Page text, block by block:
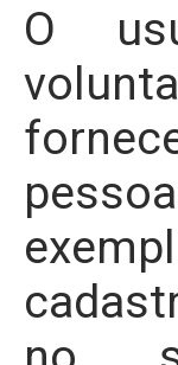
O